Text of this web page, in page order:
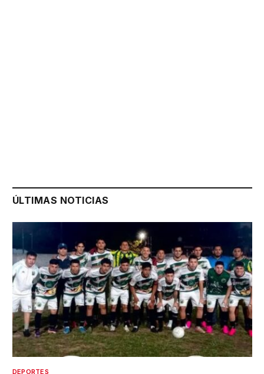
ÚLTIMAS NOTICIAS
DEPORTES